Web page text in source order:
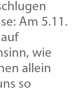
Am 5.11.
wie
allein
so